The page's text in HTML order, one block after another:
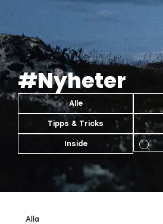
#Nyheter
Alle
Tipps & Tricks
Inside
Alla